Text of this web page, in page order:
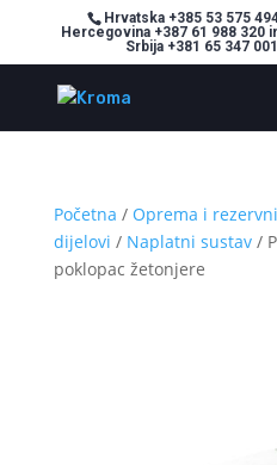
Hrvatska +385 53 575
Hercegovina +387 61 988 320
Srbija +381 65 347
Početna / Oprema i
dijelovi / Naplatni sustav/
poklopac žetonjere